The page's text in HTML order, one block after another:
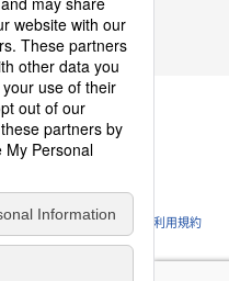
責事項
クッキーポリシー
サイトのご利用条件 利用規約